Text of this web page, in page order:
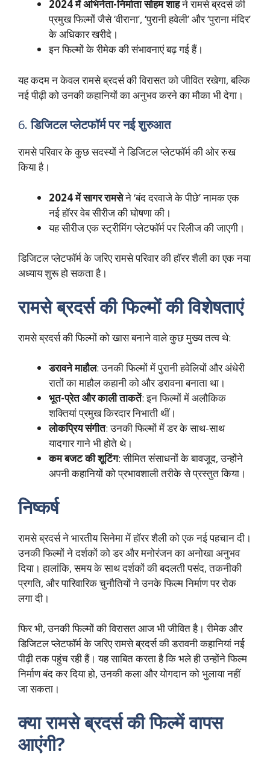
2024 में अभिनेता-निर्माता सोहम शाहने रामसे ब्रदर्स की
प्रमुख फिल्मों जैसे ‘वीराना’, ‘पुरानी हवेली’ और ‘पुराना मंदिर’
के अधिकार खरीदे।
इन फिल्मों के रीमेक की संभावनाएं बढ़ गई हैं।
यह कदम न केवल रामसे ब्रदर्स की विरासत को जीवित रखेगा, बल्कि
नई पीढ़ी को उनकी कहानियों का अनुभव करने का मौका भी देगा।
6.डिजिटल प्लेटफॉर्म पर नई शुरुआत
रामसे परिवार के कुछ सदस्यों ने डिजिटल प्लेटफॉर्म की ओर रुख
किया है।
2024 में सागर रामसेने ‘बंद दरवाजे के पीछे’ नामक एक
नई हॉरर वेब सीरीज की घोषणा की।
यह सीरीज एक स्ट्रीमिंग प्लेटफॉर्म पर रिलीज की जाएगी।
डिजिटल प्लेटफॉर्म के जरिए रामसे परिवार की हॉरर शैली का एक नया
अध्याय शुरू हो सकता है।
रामसे ब्रदर्स की फिल्मों की विशेषताएं
रामसे ब्रदर्स की फिल्मों को खास बनाने वाले कुछ मुख्य तत्व थे:
डरावने माहौल: उनकी फिल्मों में पुरानी हवेलियों और अंधेरी
रातों का माहौल कहानी को और डरावना बनाता था।
भूत-प्रेत और काली ताकतें: इन फिल्मों में अलौकिक
शक्तियां प्रमुख किरदार निभाती थीं।
लोकप्रिय संगीत: उनकी फिल्मों में डर के साथ-साथ
यादगार गाने भी होते थे।
कम बजट की शूटिंग: सीमित संसाधनों के बावजूद, उन्होंने
अपनी कहानियों को प्रभावशाली तरीके से प्रस्तुत किया।
निष्कर्ष
रामसे ब्रदर्स ने भारतीय सिनेमा में हॉरर शैली को एक नई पहचान दी।
उनकी फिल्मों ने दर्शकों को डर और मनोरंजन का अनोखा अनुभव
दिया। हालांकि, समय के साथ दर्शकों की बदलती पसंद, तकनीकी
प्रगति, और पारिवारिक चुनौतियों ने उनके फिल्म निर्माण पर रोक
लगा दी।
फिर भी, उनकी फिल्मों की विरासत आज भी जीवित है। रीमेक और
डिजिटल प्लेटफॉर्म के जरिए रामसे ब्रदर्स की डरावनी कहानियां नई
पीढ़ी तक पहुंच रही हैं। यह साबित करता है कि भले ही उन्होंने फिल्म
निर्माण बंद कर दिया हो, उनकी कला और योगदान को भुलाया नहीं
जा सकता।
क्या रामसे ब्रदर्स की फिल्में वापस
आएंगी?